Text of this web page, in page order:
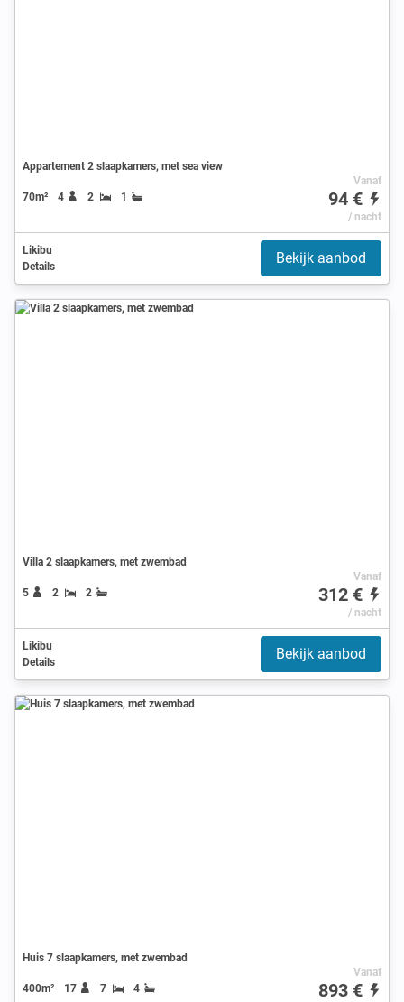
Appartement 2 slaapkamers, met sea view
70m² 4 2 1
Vanaf
94 €
/ nacht
Likibu
Details
Bekijk aanbod
Villa 2 slaapkamers, met zwembad
5 2 2
Vanaf
312 €
/ nacht
Likibu
Details
Bekijk aanbod
Huis 7 slaapkamers, met zwembad
400m² 17 7 4
Vanaf
893 €